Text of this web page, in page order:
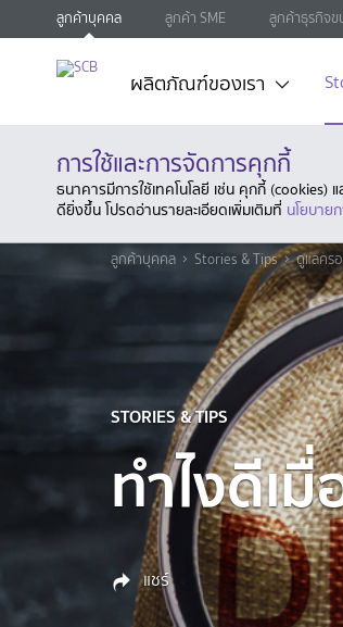
ลูกค้าบุคคล ลูกค้า SME ลูกค้าธุรกิจ
ผลิตภัณฑ์ของเรา
การใช้และการจัดการคุกกี้
ธนาคารมีการใช้เทคโนโลยี เช่น คุกกี้ (cookies)
ดียิ่งขึ้น โปรดอ่านรายละเอียดเพิ่มเติมที่ นโยบาย
ลูกค้าบุคคล Stories & Tips ดูแลคร
STORIES & TIPS
ทำไงดีเ
แชร์